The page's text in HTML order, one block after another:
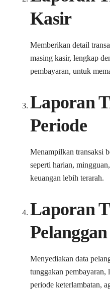
Kasir
Memberikan detail
masing kasir, lengkap
pembayaran, untuk
Laporan
Periode
Menampilkan transaksi
seperti harian,
keuangan lebih terarah.
Laporan
Pelanggan
Menyediakan data
tunggakan pembayaran,
periode keterlambatan,